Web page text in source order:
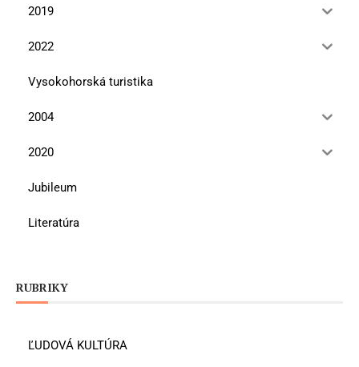
2019
2022
Vysokohorská turistika
2004
2020
Jubileum
Literatúra
RUBRIKY
ĽUDOVÁ KULTÚRA